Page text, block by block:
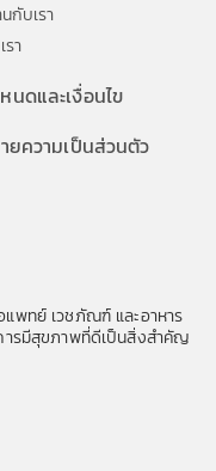
กับเรา
า
นดและเงื่อนไข
ยความเป็นส่วนตัว
พทย์ เวชภัณฑ์ และอาหาร
รมีสุขภาพที่ดีเป็นสิ่งสำคัญ